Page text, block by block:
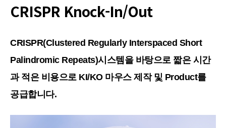
CRISPR Knock-In/Out
CRISPR(Clustered Regularly Interspaced Short
Palindromic Repeats)시스템을 바탕으로 짧은 시간
과 적은 비용으로 KI/KO 마우스 제작 및 Product를
공급합니다.